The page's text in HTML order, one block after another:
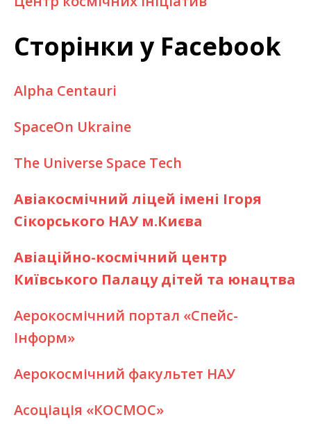
Сторінки у Facebook
Alpha Centauri
SpaceOn Ukraine
The Universe Space Tech
Авіакосмічний ліцей імені Ігоря
Сікорського НАУ м.Києва
Авіаційно-космічний центр
Київського Палацу дітей та юнацтва
Аерокосмічний портал «Спейс-
Інформ»
Аерокосмічний факультет НАУ
Асоціація «КОСМОС»